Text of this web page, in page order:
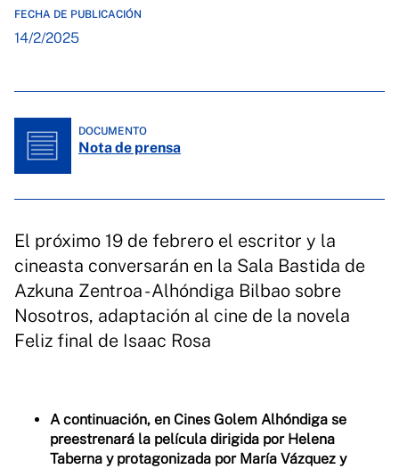
FECHA DE PUBLICACIÓN
14/2/2025
DOCUMENTO
Nota de prensa
El próximo 19 de febrero el escritor y la
cineasta conversarán en la Sala Bastida de
Azkuna Zentroa - Alhóndiga Bilbao sobre
Nosotros, adaptación al cine de la novela
Feliz final de Isaac Rosa
A continuación, en Cines Golem Alhóndiga se
preestrenará la película dirigida por Helena
Taberna y protagonizada por María Vázquez y